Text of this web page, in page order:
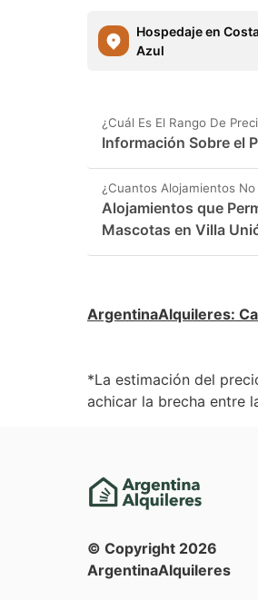
Hospedaje en
Azul
¿Cuál Es El Rango De
Información Sobre el
¿Cuantos Alojamientos
Alojamientos que
Mascotas en Villa
ArgentinaAlquileres:
*La estimación del
achicar la brecha entre
© Copyright 2026
ArgentinaAlquileres